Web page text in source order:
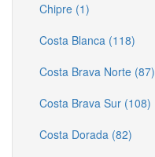
Chipre (1)
Costa Blanca (118)
Costa Brava Norte (87)
Costa Brava Sur (108)
Costa Dorada (82)